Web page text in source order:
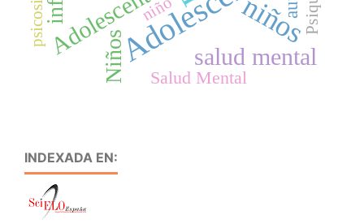
niños
salud mental
Niños Salud Mental
psicosis niño
INDEXADA EN: